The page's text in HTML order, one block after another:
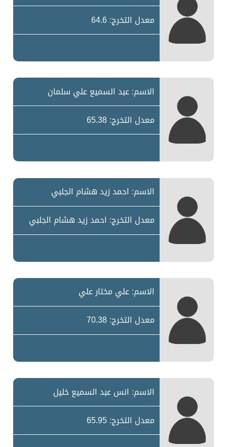
معدل التخرج: 64.6
الاسم: عبد السميع علي سلمان
معدل التخرج: 65.38
الاسم: احمد زيد هشام الجلبي
معدل التخرج: احمد زيد هشام الجلبي
الاسم: علي مختار علي
معدل التخرج: 70.38
الاسم: انس عبد السميع خليل
معدل التخرج: 65.95